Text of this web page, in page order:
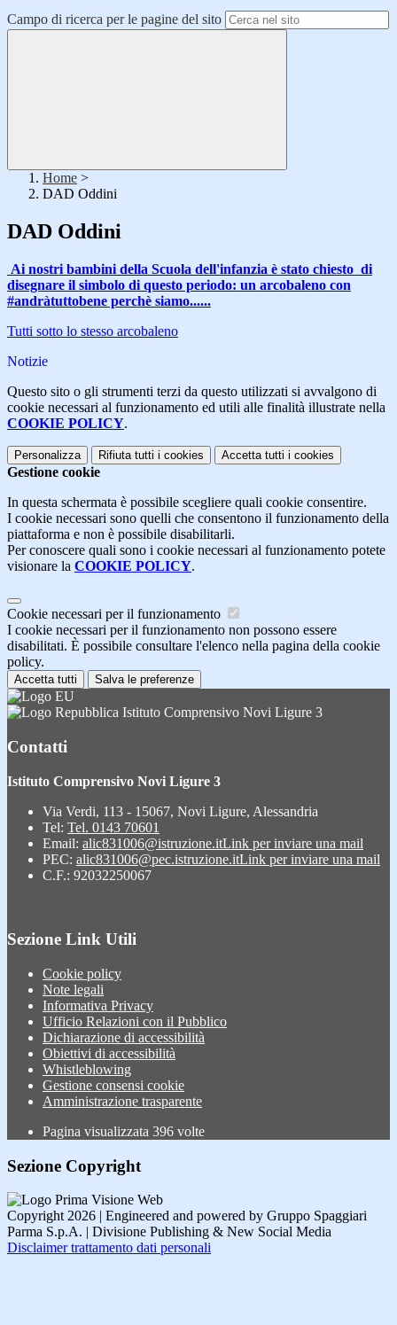
Campo di ricerca per le pagine del sito
Home >
DAD Oddini
DAD Oddini
Ai nostri bambini della Scuola dell'infanzia è stato chiesto di
disegnare il simbolo di questo periodo: un arcobaleno con
#andràtuttobene perchè siamo......
Tutti sotto lo stesso arcobaleno
Notizie
Questo sito o gli strumenti terzi da questo utilizzati si avvalgono di
cookie necessari al funzionamento ed utili alle finalità illustrate nella
COOKIE POLICY.
Personalizza Rifiuta tutti i cookies Accetta tutti i cookies
Gestione cookie
In questa schermata è possibile scegliere quali cookie consentire.
I cookie necessari sono quelli che consentono il funzionamento della
piattaforma e non è possibile disabilitarli.
Per conoscere quali sono i cookie necessari al funzionamento potete
visionare la COOKIE POLICY.
Cookie necessari per il funzionamento
I cookie necessari per il funzionamento non possono essere
disabilitati. È possibile consultare l'elenco nella pagina della cookie
policy.
Accetta tutti Salva le preferenze
Istituto Comprensivo Novi Ligure 3
Contatti
Istituto Comprensivo Novi Ligure 3
Via Verdi, 113 - 15067, Novi Ligure, Alessandria
Tel: Tel. 0143 70601
Email: alic831006@istruzione.itLink per inviare una mail
PEC: alic831006@pec.istruzione.itLink per inviare una mail
C.F.: 92032250067
Sezione Link Utili
Cookie policy
Note legali
Informativa Privacy
Ufficio Relazioni con il Pubblico
Dichiarazione di accessibilità
Obiettivi di accessibilità
Whistleblowing
Gestione consensi cookie
Amministrazione trasparente
Pagina visualizzata 396 volte
Sezione Copyright
Copyright 2026 | Engineered and powered by Gruppo Spaggiari
Parma S.p.A. | Divisione Publishing & New Social Media
Disclaimer trattamento dati personali